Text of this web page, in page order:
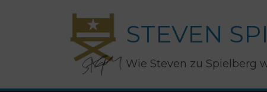
STEVEN
Wie Steven zu Spielberg